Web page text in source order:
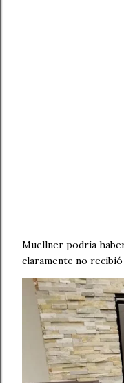
Muellner podría
claramente no